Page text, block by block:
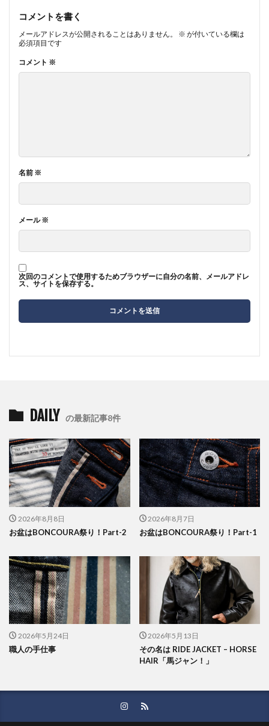
コメントを書く
メールアドレスが公開されることはありません。 ※ が付いている欄は
必須項目です
コメント ※
名前 ※
メール※
次回のコメントで使用するためブラウザーに自分の名前、メールアドレ
ス、サイトを保存する。
DAILY の最新記事8件
2026年8月8日
お盆はBONCOURA祭り！Part-2
2026年8月7日
お盆はBONCOURA祭り！Part-1
2026年5月24日
職人の手仕事
2026年5月13日
その名は RIDE JACKET – HORSE
HAIR「馬ジャン！」